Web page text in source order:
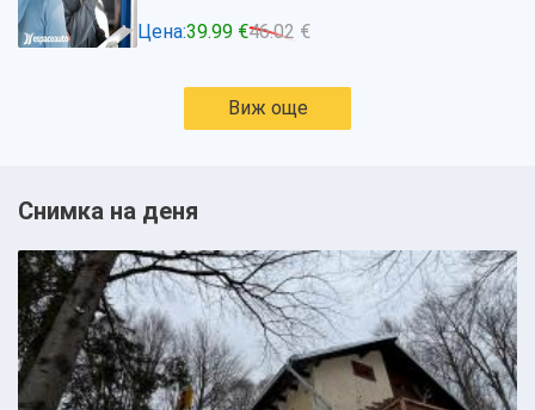
Цена:39.99 €46.02 €
Виж още
Снимка на деня